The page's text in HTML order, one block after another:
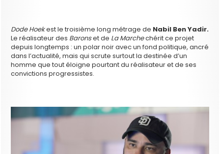
Dode Hoekest le troisième long métrage de Nabil Ben Yadir.
Le réalisateur des Baronset de La Marchechérit ce projet
depuis longtemps : un polar noir avec un fond politique, ancré
dans l’actualité, mais qui scrute surtout la destinée d’un
homme que tout éloigne pourtant du réalisateur et de ses
convictions progressistes.